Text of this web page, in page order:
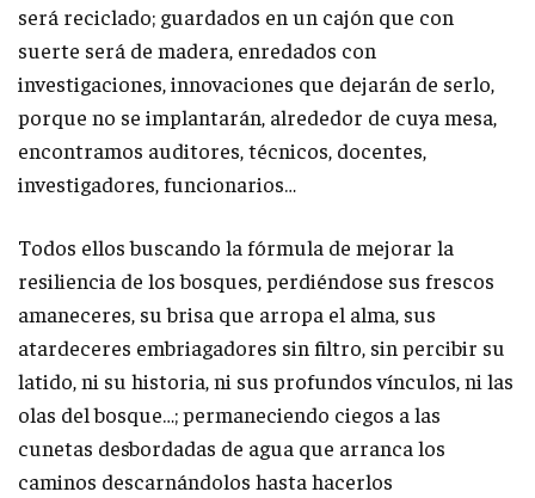
será reciclado; guardados en un cajón que con
suerte será de madera, enredados con
investigaciones, innovaciones que dejarán de serlo,
porque no se implantarán, alrededor de cuya mesa,
encontramos auditores, técnicos, docentes,
investigadores, funcionarios…
Todos ellos buscando la fórmula de mejorar la
resiliencia de los bosques, perdiéndose sus frescos
amaneceres, su brisa que arropa el alma, sus
atardeceres embriagadores sin filtro, sin percibir su
latido, ni su historia, ni sus profundos vínculos, ni las
olas del bosque…; permaneciendo ciegos a las
cunetas desbordadas de agua que arranca los
caminos descarnándolos hasta hacerlos